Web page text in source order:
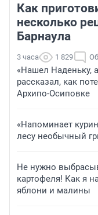
Как
несколько
Барнаула
3 часа 1 829
«Нашел Наденьку,
рассказал, как
Архипо-Осиповке
«Напоминает
лесу необычный
Не нужно
картофеля! Как я
яблони и малины